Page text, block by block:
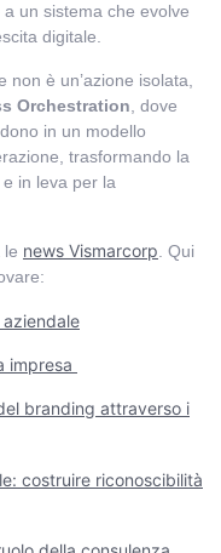
un sistema che evolve
digitale.
è un’azione isolata,
Orchestration , dove
in un modello
trasformando la
in leva per la
le news Vismarcorp . Qui
impresa
branding attraverso i
costruire riconoscibilità